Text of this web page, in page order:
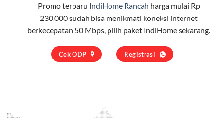
Promo terbaru IndiHome Rancah harga mulai Rp
230.000 sudah bisa menikmati koneksi internet
berkecepatan 50 Mbps, pilih paket IndiHomesekarang.
Cek ODP Registrasi